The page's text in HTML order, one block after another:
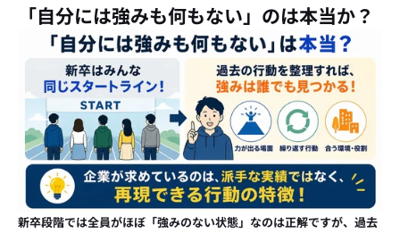
「自分には強みも何もない」のは本当か？
新卒段階では全員がほぼ「強みのない状態」なのは正解ですが、過去